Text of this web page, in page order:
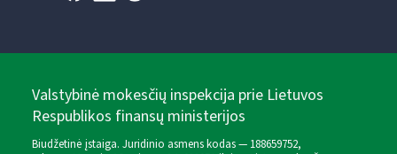
Valstybinė mokesčių inspekcija prie Lietuvos
Respublikos finansų ministerijos
Biudžetinė įstaiga. Juridinio asmens kodas — 188659752,